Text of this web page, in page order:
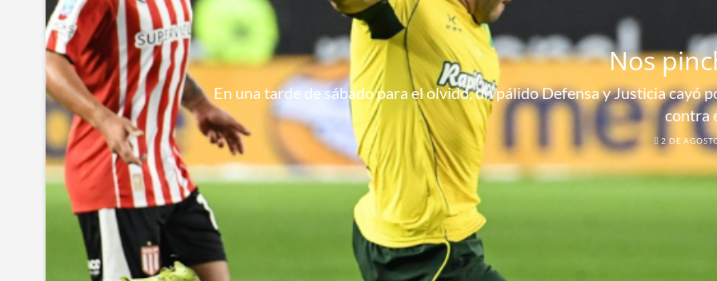
Nos
En una tarde de sábado para el olvido, un pálido Defensa y Justicia cayó
contra
2 DE